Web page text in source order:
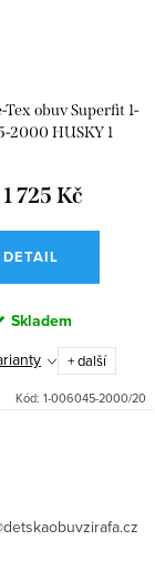
obuv Superfit 1-
2000 HUSKY 1
1 725 Kč
DETAIL
Skladem
+ další
Kód: 1-006045-2000/20